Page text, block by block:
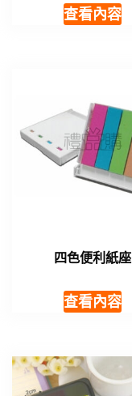
查看內容
四色便利紙座
查看內容